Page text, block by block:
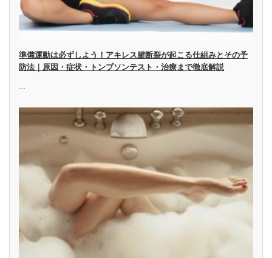
準備運動は必ずしよう！アキレス腱断裂が起こる仕組みとその予
防法｜原因・症状・トンプソンテスト・治療まで徹底解説